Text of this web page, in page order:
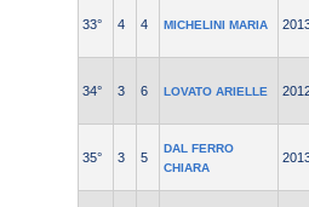
33° 4 4 MICHELINI MARIA
34° 3 6 LOVATO ARIELLE
35° 3 5
DAL FERRO
CHIARA